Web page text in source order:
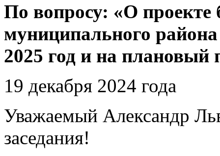
По вопросу: «О проекте
муниципального
2025 год и на плановый
19 декабря 2024 года
Уважаемый Александр
заседания!